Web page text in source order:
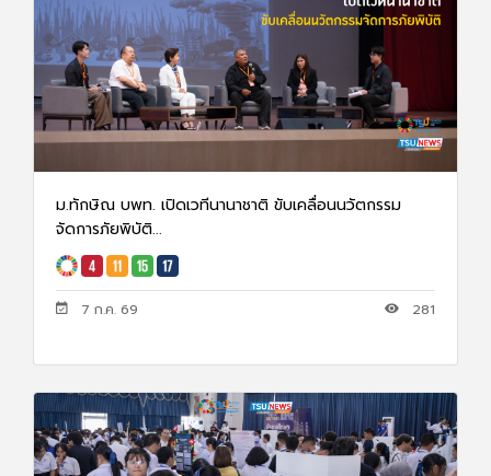
ม.ทักษิณ บพท. เปิดเวทีนานาชาติ ขับเคลื่อนนวัตกรรม
จัดการภัยพิบัติ...
7 ก.ค. 69 281